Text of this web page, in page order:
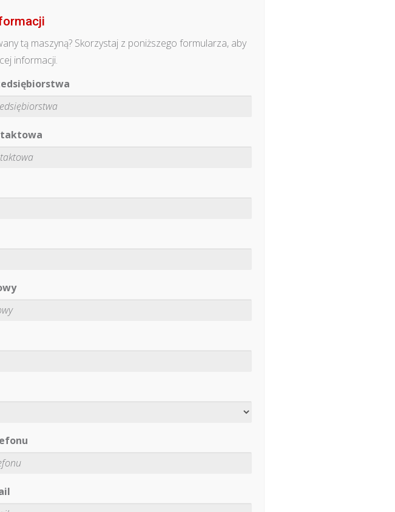
tą maszyną? Skorzystaj z poniższego formularza, aby
informacji.